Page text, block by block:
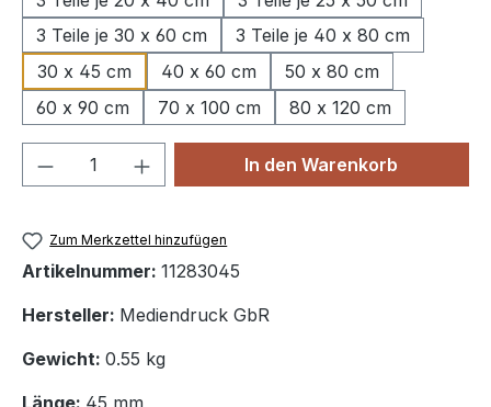
3 Teile je 30 x 60 cm
3 Teile je 40 x 80 cm
30 x 45 cm
40 x 60 cm
50 x 80 cm
60 x 90 cm
70 x 100 cm 80 x 120 cm
Produkt Anzahl: Gib denIn den Warenkorb
Zum Merkzettel hinzufügen
Artikelnummer: 11283045
Hersteller: Mediendruck GbR
Gewicht: 0.55 kg